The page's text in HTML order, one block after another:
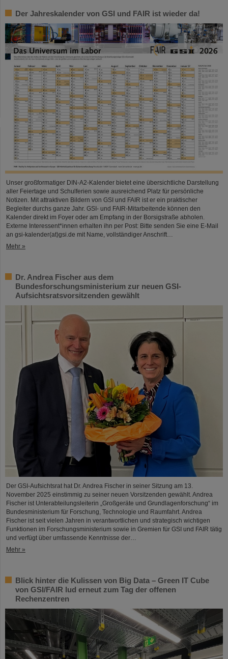
Der Jahreskalender von GSI und FAIR ist wieder da!
Unser großformatiger DIN-A2-Kalender bietet eine übersichtliche Darstellung
aller Feiertage und Schulferien sowie ausreichend Platz für persönliche
Notizen. Mit attraktiven Bildern von GSI und FAIR ist er ein praktischer
Begleiter durchs ganze Jahr. GSI- und FAIR-Mitarbeitende können den
Kalender direkt im Foyer oder am Empfang in der Borsigstraße abholen.
Externe Interessent*innen erhalten ihn per Post: Bitte senden Sie eine E-Mail
an gsi-kalender(at)gsi.de mit Name, vollständiger Anschrift…
Mehr »
Dr. Andrea Fischer aus dem
Bundesforschungsministerium zur neuen GSI-
Aufsichtsratsvorsitzenden gewählt
Der GSI-Aufsichtsrat hat Dr. Andrea Fischer in seiner Sitzung am 13.
November 2025 einstimmig zu seiner neuen Vorsitzenden gewählt. Andrea
Fischer ist Unterabteilungsleiterin „Großgeräte und Grundlagenforschung“ im
Bundesministerium für Forschung, Technologie und Raumfahrt. Andrea
Fischer ist seit vielen Jahren in verantwortlichen und strategisch wichtigen
Funktionen im Forschungsministerium sowie in Gremien für GSI und FAIR tätig
und verfügt über umfassende Kenntnisse der…
Mehr »
Blick hinter die Kulissen von Big Data – Green IT Cube
von GSI/FAIR lud erneut zum Tag der offenen
Rechenzentren